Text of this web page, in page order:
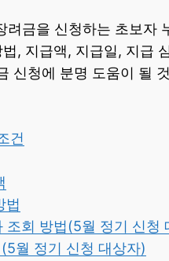
려금을 신청하는 초보자
, 지급액, 지급일, 지급
신청에 분명 도움이 될
건
법
조회 방법(5월 정기 신청
월 정기 신청 대상자)